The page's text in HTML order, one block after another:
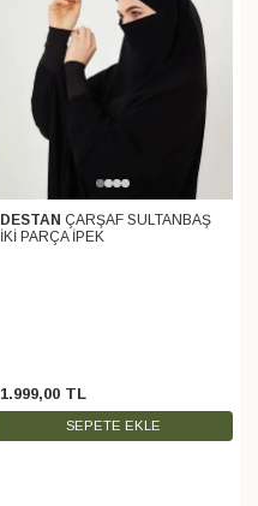
DESTAN ÇARŞAF SULTANBAŞ
İKİ PARÇA İPEK
1.999,00 TL
SEPETE EKLE